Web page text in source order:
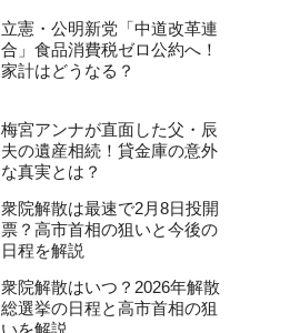
立憲・公明新党「中道改革連
合」食品消費税ゼロ公約へ！
家計はどうなる？
梅宮アンナが直面した父・辰
夫の遺産相続！貸金庫の意外
な真実とは？
衆院解散は最速で2月8日投開
票？高市首相の狙いと今後の
日程を解説
衆院解散はいつ？2026年解散
総選挙の日程と高市首相の狙